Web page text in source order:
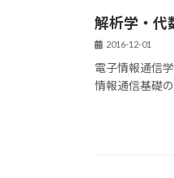
解析学・代
2016-12-01
電子情報通信
情報通信基礎